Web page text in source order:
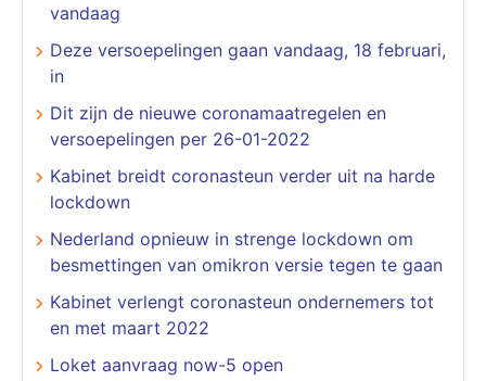
vandaag
Deze versoepelingen gaan vandaag, 18 februari,
in
Dit zijn de nieuwe coronamaatregelen en
versoepelingen per 26-01-2022
Kabinet breidt coronasteun verder uit na harde
lockdown
Nederland opnieuw in strenge lockdown om
besmettingen van omikron versie tegen te gaan
Kabinet verlengt coronasteun ondernemers tot
en met maart 2022
Loket aanvraag now-5 open